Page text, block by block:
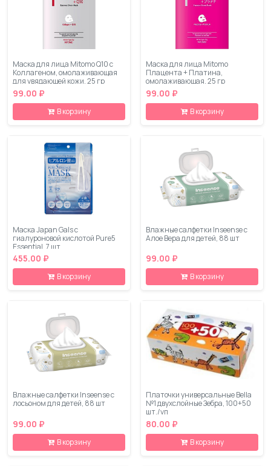
Маска для лица Mitomo Q10 c
Коллагеном, омолаживающая
для увядающей кожи, 25 гр
99.00 ₽
В корзину
Маска для лица Mitomo
Плацента + Платина,
омолаживающая, 25 гр
99.00 ₽
В корзину
Маска Japan Gals с
гиалуроновой кислотой Pure5
Essential, 7 шт
455.00 ₽
В корзину
Влажные салфетки Inseense с
Алое Вера для детей, 88 шт
99.00 ₽
В корзину
Влажные салфетки Inseense с
лосьоном для детей, 88 шт
99.00 ₽
В корзину
Платочки универсальные Bella
№1 двухслойные Зебра, 100+50
шт./уп
80.00 ₽
В корзину